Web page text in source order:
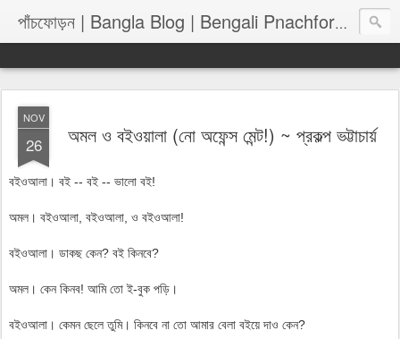
পাঁচফোড়ন | Bangla Blog | Bengali Pnachforon
NOV
26 অমল ও বইওয়ালা (নো অফেন্স মেন্ট!) ~ প্রকল্প ভট্টাচার্য়
বইওআলা। বই -- বই -- ভালো বই!
অমল। বইওআলা, বইওআলা, ও বইওআলা!
বইওআলা। ডাকছ কেন? বই কিনবে?
অমল। কেন কিনব! আমি তো ই-বুক পড়ি।
বইওআলা। কেমন ছেলে তুমি। কিনবে না তো আমার বেলা বইয়ে দাও কেন?